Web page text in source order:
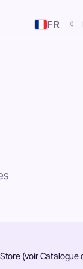
FR ☾
(voir Catalogue